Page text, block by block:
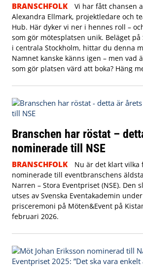
BRANSCHFOLK
Vi har fått chansen
Alexandra Ellmark, projektledare och
Hub. Här dyker vi ner i hennes roll –
som gör mötesplatsen unik. Beläget på
i centrala Stockholm, hittar du denna
Namnet kanske känns igen – men vad
som gör platsen värd att boka? Häng
Branschen har röstat –
nominerade till NSE
BRANSCHFOLK
Nu är det klart vilka
nominerade till eventbranschens
Narren – Stora Eventpriset (NSE). Den
utses av Svenska Eventakademin
prisceremoni på Möten&Event på
februari 2026.